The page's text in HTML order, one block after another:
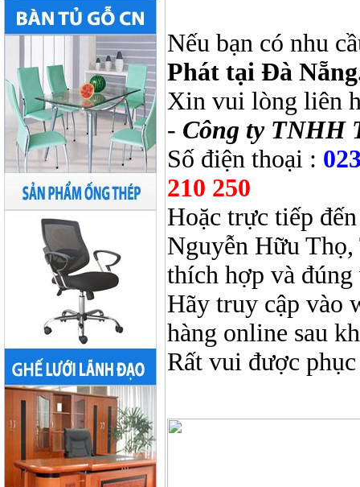
Nếu bạn có nhu
Phát tại Đà
Xin vui lòng liên
- Công ty TNHH
Số điện thoại :
210 250
Hoặc trực tiếp
Nguyễn Hữu Thọ,
thích hợp và
Hãy truy cập vào
hàng online sau
Rất vui được